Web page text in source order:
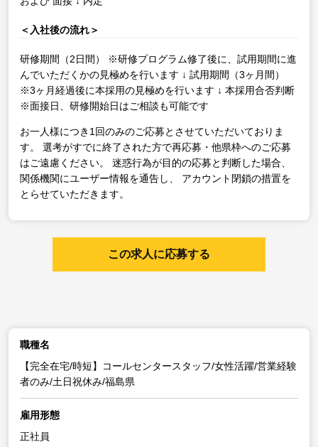
＜入社後の流れ＞
研修期間（2日間）
※研修プログラム修了後に、試用期間に進
んでいただくかの見極めを行います ↓ 試用期間（3ヶ月間）
※3ヶ月経過後に本採用の見極めを行います ↓ 本採用合否判断
※面接日、研修開始日はご相談も可能です
お一人様につき1回のみのご応募とさせていただいておりま
す。
選考がすでに終了された方で再応募・他県枠へのご応募
はご遠慮ください。
迷惑行為が目的の応募と判断した場合、
関係機関にユーザー情報を通告し、
アカウント閉鎖の措置を
とらせていただきます。
この求人に応募する
職種名
【完全在宅/時短】コールセンタースタッフ/女性活躍/営業経験
者のみ/土日祝休み/福島県
雇用形態
正社員